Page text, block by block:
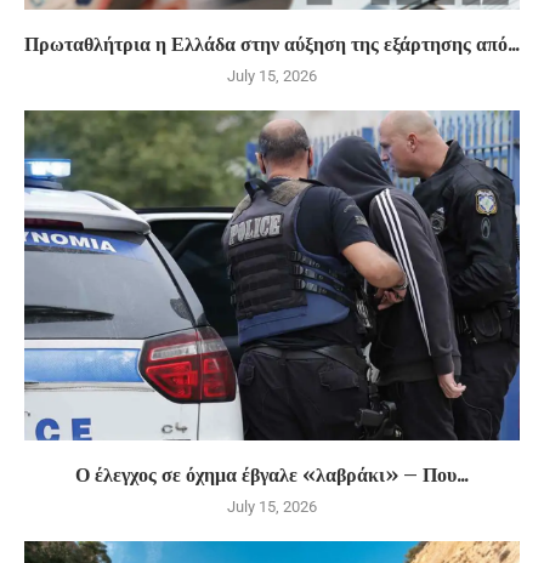
Πρωταθλήτρια η Ελλάδα στην αύξηση της εξάρτησης από...
July 15, 2026
Ο έλεγχος σε όχημα έβγαλε «λαβράκι» – Που...
July 15, 2026